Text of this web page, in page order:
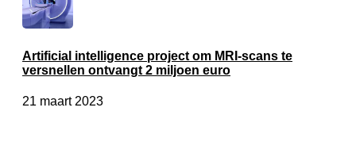
Artificial intelligence project om MRI-scans te
versnellen ontvangt 2 miljoen euro
21 maart 2023